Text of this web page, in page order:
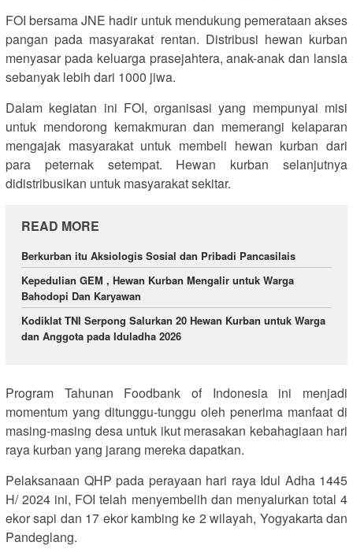
FOI bersama JNE hadir untuk mendukung pemerataan akses
pangan pada masyarakat rentan. Distribusi hewan kurban
menyasar pada keluarga prasejahtera, anak-anak dan lansia
sebanyak lebih dari 1000 jiwa.
Dalam kegiatan ini FOI, organisasi yang mempunyai misi
untuk mendorong kemakmuran dan memerangi kelaparan
mengajak masyarakat untuk membeli hewan kurban dari
para peternak setempat. Hewan kurban selanjutnya
didistribusikan untuk masyarakat sekitar.
READ MORE
Berkurban itu Aksiologis Sosial dan Pribadi Pancasilais
Kepedulian GEM , Hewan Kurban Mengalir untuk Warga
Bahodopi Dan Karyawan
Kodiklat TNI Serpong Salurkan 20 Hewan Kurban untuk Warga
dan Anggota pada Iduladha 2026
Program Tahunan Foodbank of Indonesia ini menjadi
momentum yang ditunggu-tunggu oleh penerima manfaat di
masing-masing desa untuk ikut merasakan kebahagiaan hari
raya kurban yang jarang mereka dapatkan.
Pelaksanaan QHP pada perayaan hari raya Idul Adha 1445
H/ 2024 ini, FOI telah menyembelih dan menyalurkan total 4
ekor sapi dan 17 ekor kambing ke 2 wilayah, Yogyakarta dan
Pandeglang.